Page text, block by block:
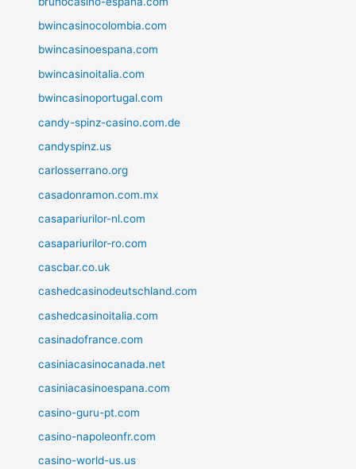
bwincasinocolombia.com
bwincasinoespana.com
bwincasinoitalia.com
bwincasinoportugal.com
candy-spinz-casino.com.de
candyspinz.us
carlosserrano.org
casadonramon.com.mx
casapariurilor-nl.com
casapariurilor-ro.com
cascbar.co.uk
cashedcasinodeutschland.com
cashedcasinoitalia.com
casinadofrance.com
casiniacasinocanada.net
casiniacasinoespana.com
casino-guru-pt.com
casino-napoleonfr.com
casino-world-us.us